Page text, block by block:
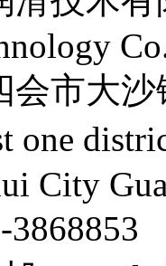
会市
one
City